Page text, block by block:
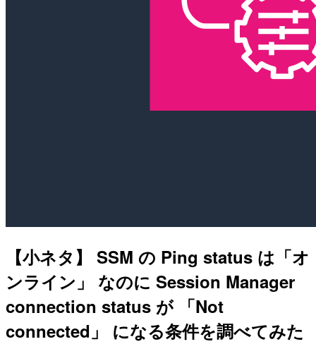
【小ネタ】 SSM の Ping status は「オ
ンライン」 なのに Session Manager
connection status が 「Not
connected」 になる条件を調べてみた